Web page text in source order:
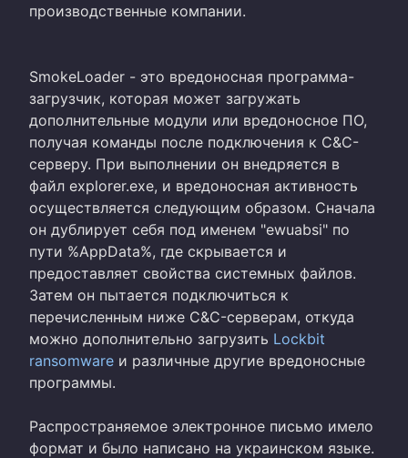
производственные компании.
SmokeLoader - это вредоносная программа-
загрузчик, которая может загружать
дополнительные модули или вредоносное ПО,
получая команды после подключения к C&C-
серверу. При выполнении он внедряется в
файл explorer.exe, и вредоносная активность
осуществляется следующим образом. Сначала
он дублирует себя под именем "ewuabsi" по
пути %AppData%, где скрывается и
предоставляет свойства системных файлов.
Затем он пытается подключиться к
перечисленным ниже C&C-серверам, откуда
можно дополнительно загрузить Lockbit
ransomware и различные другие вредоносные
программы.
Распространяемое электронное письмо имело
формат и было написано на украинском языке.